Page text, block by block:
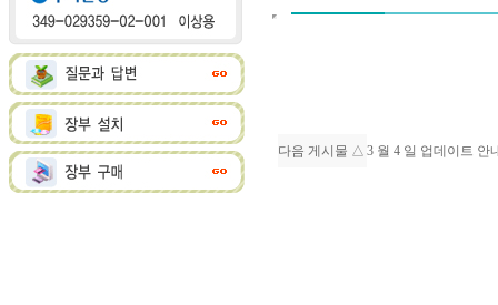
다음 게시물 △ 3 월 4 일 업데이트 안